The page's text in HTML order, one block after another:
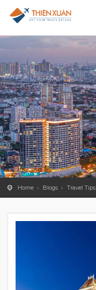
Home Blogs Travel Tips